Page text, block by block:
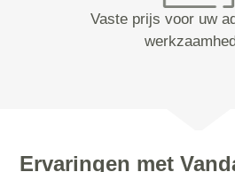
Vaste prijs voor uw
Ervaringen met